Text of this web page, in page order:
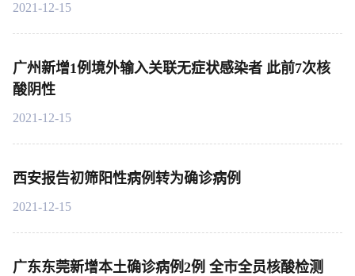
2021-12-15
广州新增1例境外输入关联无症状感染者 此前7次核
酸阴性
2021-12-15
西安报告初筛阳性病例转为确诊病例
2021-12-15
广东东莞新增本土确诊病例2例 全市全员核酸检测